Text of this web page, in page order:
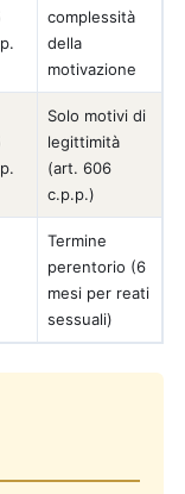
complessità
della
motivazione
Solo motivi di
legittimità
(art. 606
c.p.p.)
Termine
perentorio (6
mesi per reati
sessuali)